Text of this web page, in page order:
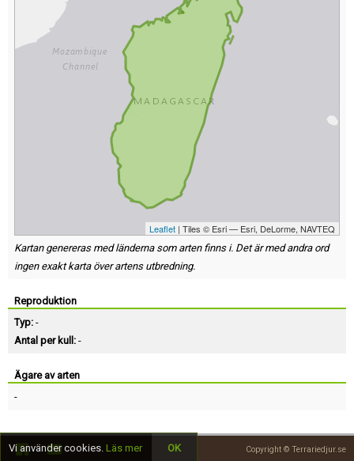
Leaflet | Tiles © Esri — Esri, DeLorme, NAVTEQ
Kartan genereras med länderna som arten finns i. Det är med andra ord
ingen exakt karta över artens utbredning.
Reproduktion
Typ: -
Antal per kull: -
Ägare av arten
-
Copyright © Terrariedjur.se
Vi använder cookies. Läs mer OK